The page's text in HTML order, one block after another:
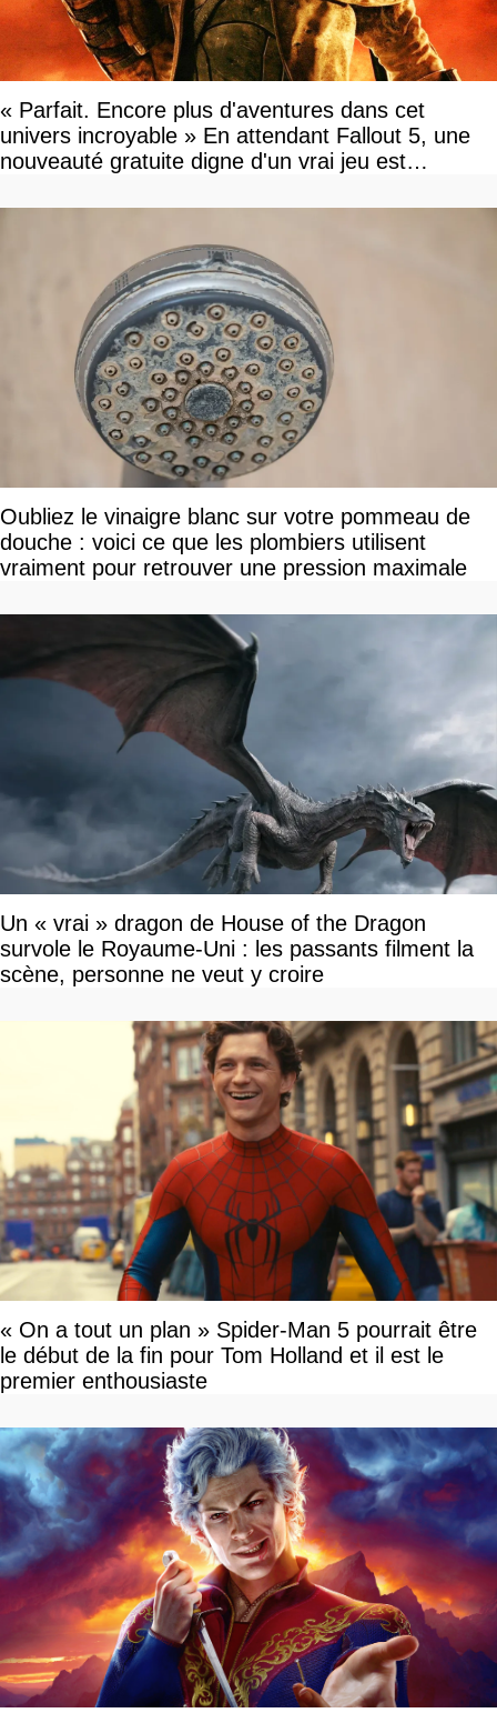
« Parfait. Encore plus d'aventures dans cet
univers incroyable » En attendant Fallout 5, une
nouveauté gratuite digne d'un vrai jeu est
Oubliez le vinaigre blanc sur votre pommeau de
douche : voici ce que les plombiers utilisent
vraiment pour retrouver une pression maximale
Un « vrai » dragon de House of the Dragon
survole le Royaume-Uni : les passants filment la
scène, personne ne veut y croire
« On a tout un plan » Spider-Man 5 pourrait être
le début de la fin pour Tom Holland et il est le
premier enthousiaste